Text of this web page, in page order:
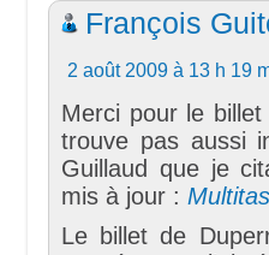
François
2 août 2009 à 13 h 19
Merci pour le
trouve pas aussi
Guillaud que je
mis à jour :
Le billet de